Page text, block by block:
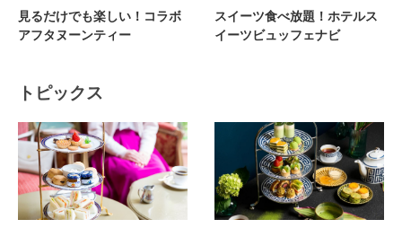
見るだけでも楽しい！コラボ
アフタヌーンティー
スイーツ食べ放題！ホテルス
イーツビュッフェナビ
トピックス